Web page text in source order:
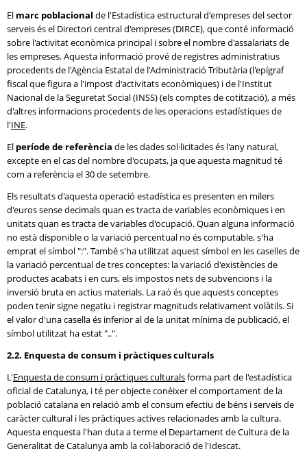
El marc poblacional de l'Estadística estructural d'empreses del sector
serveis és el Directori central d'empreses (DIRCE), que conté informació
sobre l'activitat econòmica principal i sobre el nombre d'assalariats de
les empreses. Aquesta informació prové de registres administratius
procedents de l'Agència Estatal de l'Administració Tributària (l'epígraf
fiscal que figura a l'impost d'activitats econòmiques) i de l'Institut
Nacional de la Seguretat Social (INSS) (els comptes de cotització), a més
d'altres informacions procedents de les operacions estadístiques de
l'INE.
El període de referència de les dades sol·licitades és l'any natural,
excepte en el cas del nombre d'ocupats, ja que aquesta magnitud té
com a referència el 30 de setembre.
Els resultats d'aquesta operació estadística es presenten en milers
d'euros sense decimals quan es tracta de variables econòmiques i en
unitats quan es tracta de variables d'ocupació. Quan alguna informació
no està disponible o la variació percentual no és computable, s'ha
emprat el símbol ":". També s'ha utilitzat aquest símbol en les caselles de
la variació percentual de tres conceptes: la variació d'existències de
productes acabats i en curs, els impostos nets de subvencions i la
inversió bruta en actius materials. La raó és que aquests conceptes
poden tenir signe negatiu i registrar magnituds relativament volàtils. Si
el valor d'una casella és inferior al de la unitat mínima de publicació, el
símbol utilitzat ha estat "..".
2.2. Enquesta de consum i pràctiques culturals
L'Enquesta de consum i pràctiques culturalsforma part de l'estadística
oficial de Catalunya, i té per objecte conèixer el comportament de la
població catalana en relació amb el consum efectiu de béns i serveis de
caràcter cultural i les pràctiques actives relacionades amb la cultura.
Aquesta enquesta l'han duta a terme el Departament de Cultura de la
Generalitat de Catalunya amb la col·laboració de l'Idescat.